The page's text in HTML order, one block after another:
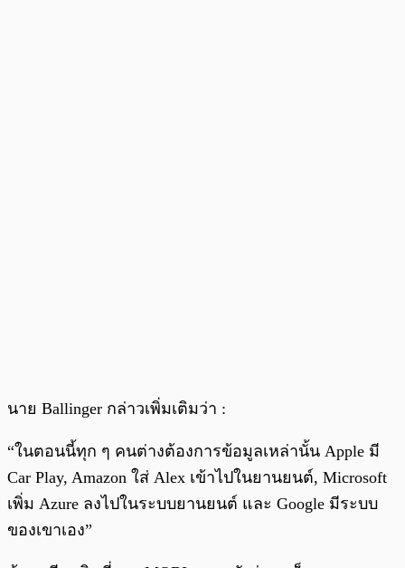
นาย Ballinger กล่าวเพิ่มเติมว่า :
“ในตอนนี้ทุก ๆ คนต่างต้องการข้อมูลเหล่านั้น Apple มี
Car Play, Amazon ใส่ Alex เข้าไปในยานยนต์, Microsoft
เพิ่ม Azure ลงไปในระบบยานยนต์ และ Google มีระบบ
ของเขาเอง”